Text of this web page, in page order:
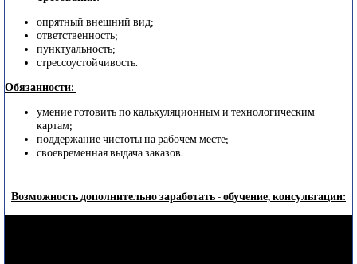
опрятный внешний вид;
ответственность;
пунктуальность;
стрессоустойчивость.
Обязанности:
умение готовить по калькуляционным и технологическим
картам;
поддержание чистоты на рабочем месте;
своевременная выдача заказов.
Возможность дополнительно заработать - обучение, консультации: